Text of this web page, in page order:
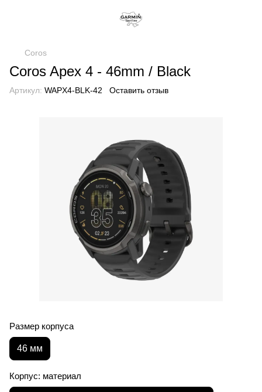
Coros
Coros Apex 4 - 46mm / Black
Артикул: WAPX4-BLK-42 Оставить отзыв
Размер корпуса
46 мм
Корпус: материал